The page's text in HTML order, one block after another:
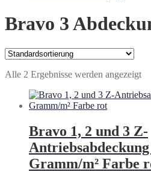
Bravo 3
Alle 2 Ergebnisse werden angezeigt
Bravo 1, 2 und 3 Z-
Gramm/m² Farbe